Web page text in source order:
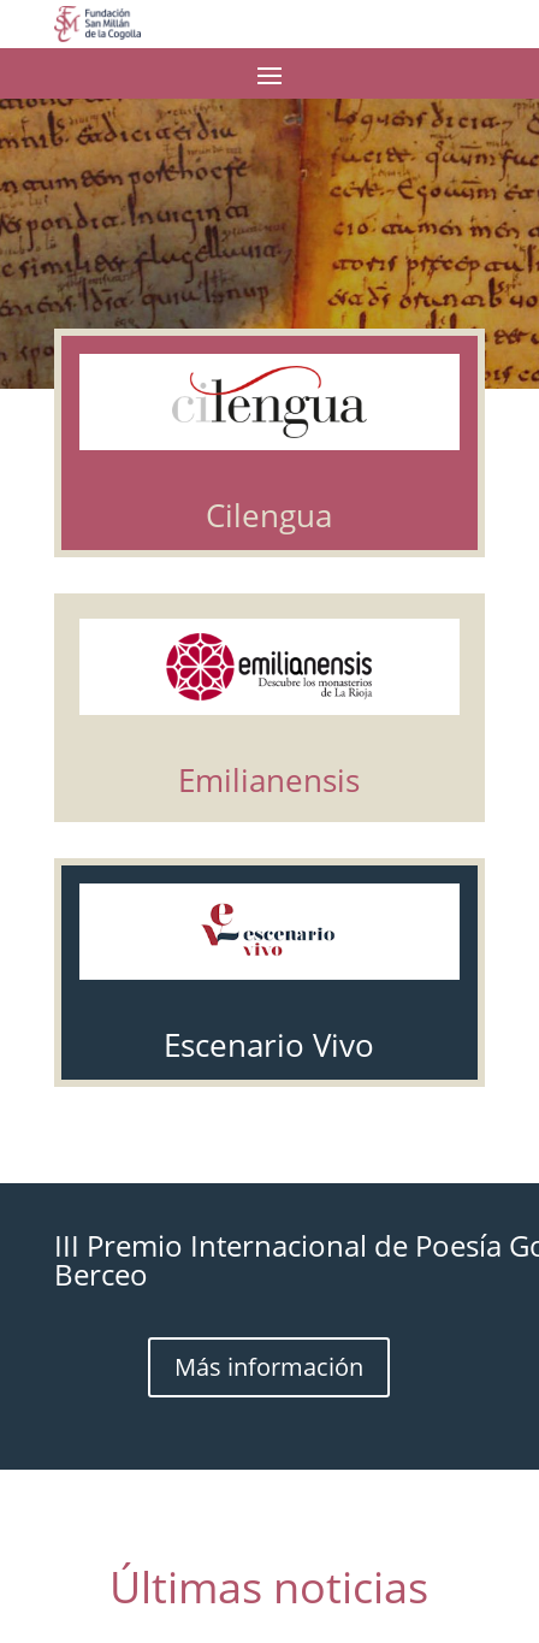
Cilengua
Emilianensis
Escenario Vivo
III Premio Internacional de Poesía
Berceo
Más información
Últimas noticias